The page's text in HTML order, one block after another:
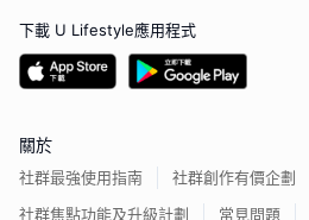
下載 U Lifestyle應用程式
關於
社群最強使用指南
社群創作有價企劃
社群焦點功能及升級計劃
常見問題